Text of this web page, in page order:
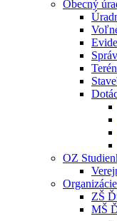
Obecný
OZ
Organizácie
ZŠ
MŠ